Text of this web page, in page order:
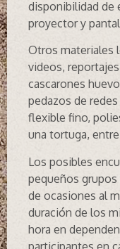
disponibilidad de
proyector y
Otros materiales
videos,
cascarones
pedazos de
flexible fino,
una tortuga,
Los posibles
pequeños
de ocasiones al
duración de los
hora en
participantes en